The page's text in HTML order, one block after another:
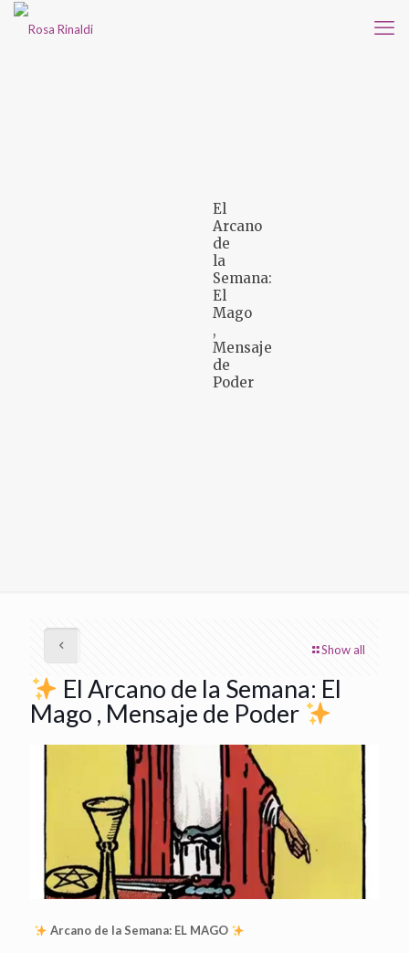
El
Arcano
de
la
Semana:
El
Mago
,
Mensaje
de
Poder
Show all
El Arcano de la Semana: El
Mago , Mensaje de Poder
Arcano de la Semana: EL MAGO